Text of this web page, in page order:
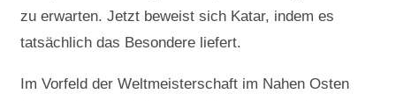
zu erwarten. Jetzt beweist sich Katar, indem es
tatsächlich das Besondere liefert.
Im Vorfeld der Weltmeisterschaft im Nahen Osten